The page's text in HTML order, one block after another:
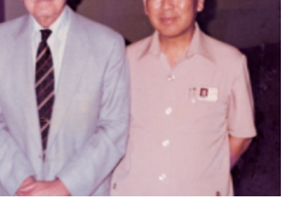
權利
作者。著有《打造全球第一
傳奇》（商周出版）、《方
推手》（天下文化）、《翻
天下文化
平裝